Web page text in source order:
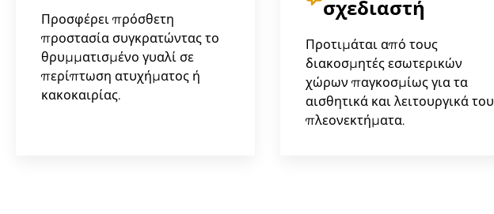
Προσφέρει πρόσθετη
προστασία συγκρατώντας το
θρυμματισμένο γυαλί σε
περίπτωση ατυχήματος ή
κακοκαιρίας.
σχεδιαστή
Προτιμάται από τους
διακοσμητές εσωτερικών
χώρων παγκοσμίως για τα
αισθητικά και λειτουργικά του
πλεονεκτήματα.